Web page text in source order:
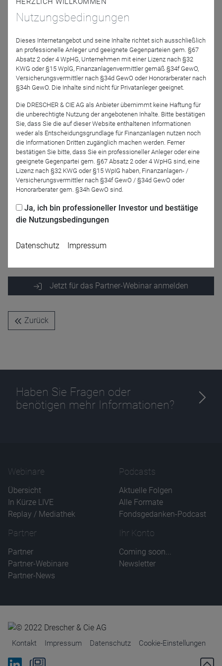
Jahre die globale Multi Asset Expertise
Investors unter Beweis stellen. Besonders der
von zahlreichen Kooperationspartnern abgekürzt wird -
zählt zu denbesten Fonds der europäischen
Vergleichsgruppe.
In der Online-Konferenz am 06.03.2024 um 11:00 Uhr gibt
Ihnen Fondsmanager Marcus Stahlhacke einen Rückblick
auf das vergangene Jahr, wagt einen Ausblick in die
Zukunft und zeigt, wie man mit einem Quantamental-
Ansatz ein erfolgreiches Multi-Asset Portfolio managen
kann.
Referenten
Marcus Stahlhacke
Jetzt für das Partner-Webinar anmelden
Zurück
Haben Sie Fragen oder
benötigen mehr Informationen?
Webinare
Übersicht
In Kürze LIVE
Replay / Mediathek
Podcasts
Aktuelle Folgen
Alle Formate
Fondsgedanken-Podcast
Partner
Partner
Partner-Webinare
Partner-News
Ihr Konto
Coming soon...
Newsletter
Kontakt Impressum Datenschutz Cookie-Einstellungen
Bei Linkedin folgen
Zum Newsletter anmelden
Nutzungsbedingungen
Dieses Internetangebot und seine Inhalte richtet sich ausschließlich
an professionelle Anleger und geeignete Gegenparteien gem. §67
Absatz 2 oder 4 WpHG, Unternehmen mit einer Lizenz nach §32
KWG oder §15 WplG, Finanzanlagenvermittler gemäß §34f GewO,
Versicherungsvermittler nach §34d GewO oder Honorarberater nach
§34h GewO. Die Inhalte sind nicht für Privatanleger geeignet.
Die DRESCHER & CIE AG als Anbieter übernimmt keine Haftung für
die unberechtigte Nutzung der angebotenen Inhalte. Bitte bestätigen
Sie, dass Sie die auf dieser Website enthaltenen Informationen
weder als Entscheidungsgrundlage für Finanzanlagen nutzen noch
die Informationen Dritten zugänglich machen werden. Ferner
bestätigen Sie bitte, dass Sie ein professioneller Anleger oder eine
geeignete Gegenpartei gem. §67 Absatz 2 oder 4 WpHG sind, eine
Lizenz nach §32 KWG oder §15 WpIG haben, Finanzanlagen- /
Versicherungsvermittler nach §34f GewO / §34d GewO oder
Honorarberater gem. §34h GewO sind.
Ja, ich bin professioneller Investor und bestätige
die Nutzungsbedingungen
Datenschutz Impressum
Ablauf
1 Jahr